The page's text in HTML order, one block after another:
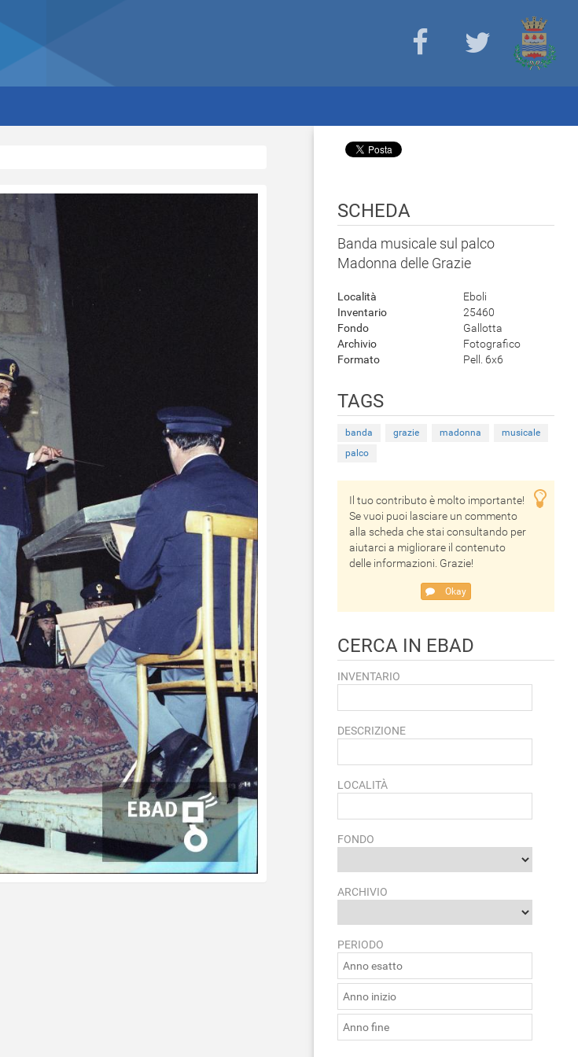
SCHEDA
Banda musicale sul palco
Madonna delle Grazie
Località
Eboli
Inventario
25460
Fondo
Gallotta
Archivio
Fotografico
Formato
Pell. 6x6
TAGS
banda grazie madonna
musicale
palco
Il tuo contributo è molto importante!
Se vuoi puoi lasciare un commento
alla scheda che stai consultando per
aiutarci a migliorare il contenuto
delle informazioni. Grazie!
Okay
CERCA IN EBAD
INVENTARIO
DESCRIZIONE
LOCALITÀ
FONDO
ARCHIVIO
PERIODO